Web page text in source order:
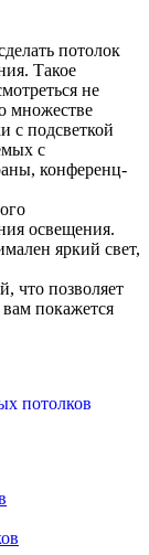
потолок
Такое
не
множестве
с подсветкой
с
конференц-
освещения.
яркий свет,
что позволяет
покажется
потолков